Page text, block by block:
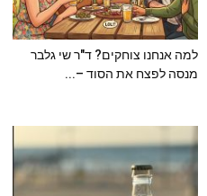
למה אנחנו צוחקים? ד"ר שי גלבר
מנסה לפצח את הסוד –...